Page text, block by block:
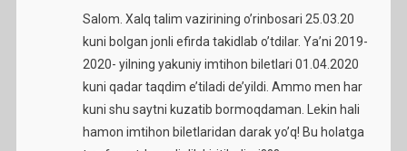
Salom. Xalq talim vazirining o’rinbosari 25.03.20
kuni bolgan jonli efirda takidlab o’tdilar. Ya’ni 2019-
2020- yilning yakuniy imtihon biletlari 01.04.2020
kuni qadar taqdim e’tiladi de’yildi. Ammo men har
kuni shu saytni kuzatib bormoqdaman. Lekin hali
hamon imtihon biletlaridan darak yo’q! Bu holatga